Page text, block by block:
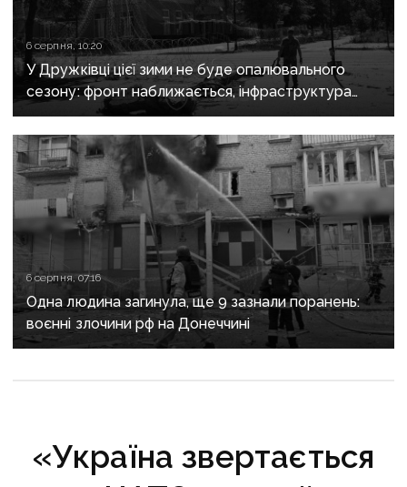
6 серпня, 10:20
У Дружківці цієї зими не буде опалювального
сезону: фронт наближається, інфраструктура
критично зруйнована
6 серпня, 07:16
Одна людина загинула, ще 9 зазнали поранень:
воєнні злочини рф на Донеччині
«Україна звертається